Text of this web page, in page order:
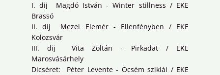
I. dij Magdó István - Winter stillness / EKE
Brassó
II. dij Mezei Elemér - Ellenfényben / EKE
Kolozsvár
III. dij Vita Zoltán - Pirkadat / EKE
Marosvásárhely
Dicséret: Péter Levente - Öcsém sziklái / EKE